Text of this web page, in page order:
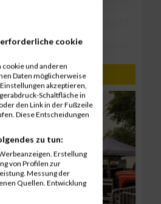
erforderliche cookie
und anderen
Daten möglicherweise
akzeptieren,
Schaltfläche in
den Link in der Fußzeile
Diese Entscheidungen
zu tun:
Erstellung
von Profilen zur
Messung der
Quellen. Entwicklung